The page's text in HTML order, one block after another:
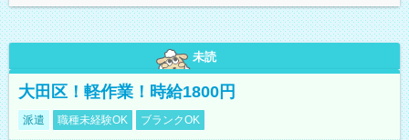
未読
大田区！軽作業！時給1800円
派遣 職種未経験OK ブランクOK